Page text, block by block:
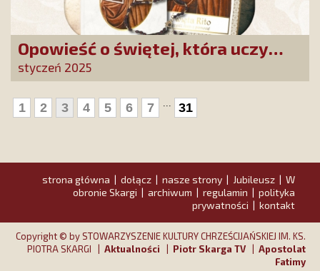
Opowieść o świętej, która uczy
szczerego oddania się Bogu.
Duchowe wzmocnienie i światło
nadziei w XXI wieku
styczeń 2025
1 2 3 4 5 6 7 ... 31
strona główna dołącz nasze strony Jubileusz
W
obronie Skargi
archiwum regulamin
polityka
prywatności
kontakt
Copyright © by STOWARZYSZENIE KULTURY CHRZEŚCIJAŃSKIEJ IM. KS.
PIOTRA SKARGI | Aktualności Piotr Skarga TV
Apostolat
Fatimy